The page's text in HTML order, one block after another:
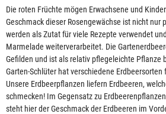
Die roten Früchte mögen Erwachsene und
Geschmack dieser Rosengewächse ist nicht nur
werden als Zutat für viele Rezepte verwendet
Marmelade weiterverarbeitet. Die
Gefilden und ist als relativ pflegeleichte Pflanze
Garten-Schlüter hat verschiedene
Unsere Erdbeerpflanzen liefern Erdbeeren,
schmecken! Im Gegensatz zu
steht hier der Geschmack der Erdbeeren im